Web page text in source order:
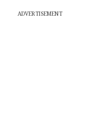
ADVERTISEMENT